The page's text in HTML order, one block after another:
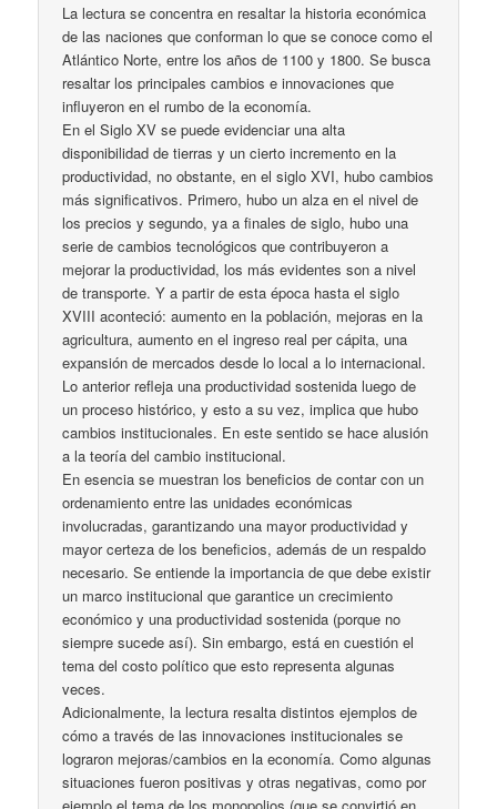
La lectura se concentra en resaltar la historia económica
de las naciones que conforman lo que se conoce como el
Atlántico Norte, entre los años de 1100 y 1800. Se busca
resaltar los principales cambios e innovaciones que
influyeron en el rumbo de la economía.
En el Siglo XV se puede evidenciar una alta
disponibilidad de tierras y un cierto incremento en la
productividad, no obstante, en el siglo XVI, hubo cambios
más significativos. Primero, hubo un alza en el nivel de
los precios y segundo, ya a finales de siglo, hubo una
serie de cambios tecnológicos que contribuyeron a
mejorar la productividad, los más evidentes son a nivel
de transporte. Y a partir de esta época hasta el siglo
XVIII aconteció: aumento en la población, mejoras en la
agricultura, aumento en el ingreso real per cápita, una
expansión de mercados desde lo local a lo internacional.
Lo anterior refleja una productividad sostenida luego de
un proceso histórico, y esto a su vez, implica que hubo
cambios institucionales. En este sentido se hace alusión
a la teoría del cambio institucional.
En esencia se muestran los beneficios de contar con un
ordenamiento entre las unidades económicas
involucradas, garantizando una mayor productividad y
mayor certeza de los beneficios, además de un respaldo
necesario. Se entiende la importancia de que debe existir
un marco institucional que garantice un crecimiento
económico y una productividad sostenida (porque no
siempre sucede así). Sin embargo, está en cuestión el
tema del costo político que esto representa algunas
veces.
Adicionalmente, la lectura resalta distintos ejemplos de
cómo a través de las innovaciones institucionales se
lograron mejoras/cambios en la economía. Como algunas
situaciones fueron positivas y otras negativas, como por
ejemplo el tema de los monopolios (que se convirtió en